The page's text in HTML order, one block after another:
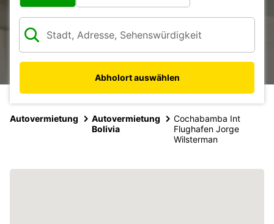
Abholort auswählen
Autovermietung
Autovermietung
Bolivia
Cochabamba Int
Flughafen Jorge
Wilsterman